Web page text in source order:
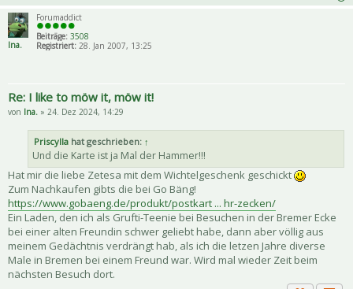
Ina.
Forumaddict
Beiträge: 3508
Registriert:28. Jan 2007, 13:25
Re: I like to möw it, möw it!
von Ina. » 24. Dez 2024, 14:29
Priscylla hat geschrieben: ↑
Und die Karte ist ja Mal der Hammer!!!
Hat mir die liebe Zetesa mit dem Wichtelgeschenk geschickt
Zum Nachkaufen gibts die bei Go Bäng!
https://www.gobaeng.de/produkt/postkart ... hr-zecken/
Ein Laden, den ich als Grufti-Teenie bei Besuchen in der Bremer Ecke
bei einer alten Freundin schwer geliebt habe, dann aber völlig aus
meinem Gedächtnis verdrängt hab, als ich die letzen Jahre diverse
Male in Bremen bei einem Freund war. Wird mal wieder Zeit beim
nächsten Besuch dort.